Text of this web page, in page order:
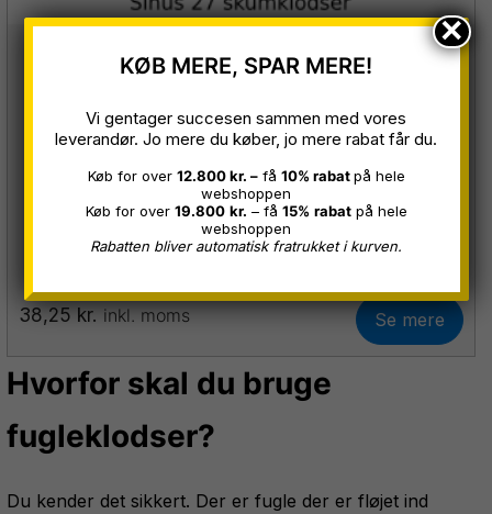
Sinus 27 Skum-tætnings klodser
Sinus 27 skum-tætningsklodser bruges under
pladen for at sikre tætning mod fygesne og fugle.
De placeres typisk i bunden af pladen, hvor den
38,25kr. inkl. moms Se mere
Hvorfor skal du bruge
fugleklodser?
Du kender det sikkert. Der er fugle der er fløjet ind
KØB MERE, SPAR MERE!
Vi gentager succesen sammen med vores
leverandør. Jo mere du køber, jo mere rabat får du.
Køb for over 12.800 kr. –få 10% rabatpå hele
webshoppen
Køb for over 19.800 kr. – få 15% rabatpå hele
webshoppen
Rabatten bliver automatisk fratrukket i kurven.
×